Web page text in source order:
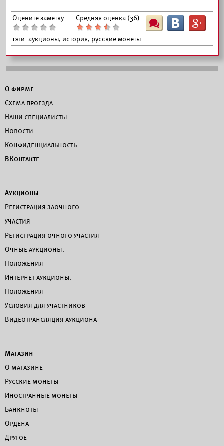
Оцените заметку Средняя оценка (36)
тэги: аукционы, история, русские монеты
Ш B G
О фирме
Схема проезда
Наши специалисты
Новости
Конфиденциальность
ВКонтакте
Аукционы
Регистрация заочного
участия
Регистрация очного участия
Очные аукционы.
Положения
Интернет аукционы.
Положения
Условия для участников
Видеотрансляция аукциона
Магазин
О магазине
Русские монеты
Иностранные монеты
Банкноты
Ордена
Другое